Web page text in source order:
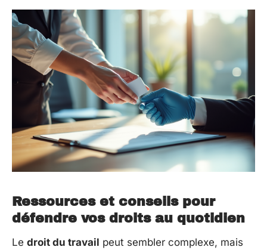
Ressources et conseils pour
défendre vos droits au quotidien
Le droit du travail peut sembler complexe, mais